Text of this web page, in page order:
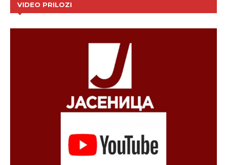
VIDEO PRILOZI